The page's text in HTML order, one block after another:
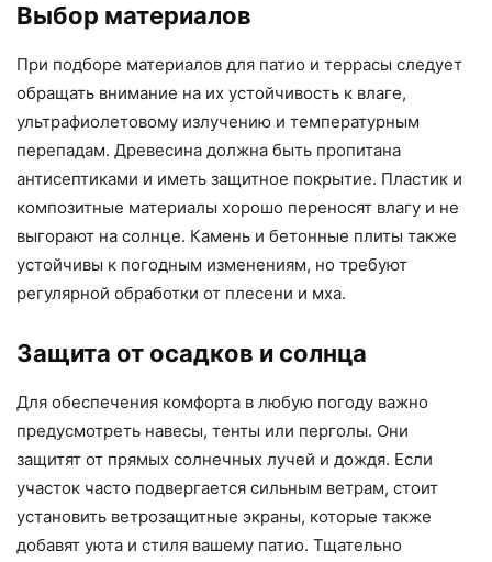
Выбор материалов
При подборе материалов для патио и террасы следует
обращать внимание на их устойчивость к влаге,
ультрафиолетовому излучению и температурным
перепадам. Древесина должна быть пропитана
антисептиками и иметь защитное покрытие. Пластик и
композитные материалы хорошо переносят влагу и не
выгорают на солнце. Камень и бетонные плиты также
устойчивы к погодным изменениям, но требуют
регулярной обработки от плесени и мха.
Защита от осадков и солнца
Для обеспечения комфорта в любую погоду важно
предусмотреть навесы, тенты или перголы. Они
защитят от прямых солнечных лучей и дождя. Если
участок часто подвергается сильным ветрам, стоит
установить ветрозащитные экраны, которые также
добавят уюта и стиля вашему патио. Тщательно